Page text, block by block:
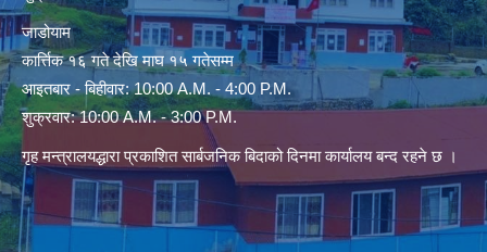
जाडोयाम
कार्त्तिक १६ गते देखि माघ १५ गतेसम्म
आइतबार - बिहीवार: 10:00 A.M. - 4:00 P.M.
शुक्रवार: 10:00 A.M. - 3:00 P.M.
गृह मन्त्रालयद्धारा प्रकाशित सार्बजनिक बिदाको दिनमा कार्यालय बन्द रहने छ ।